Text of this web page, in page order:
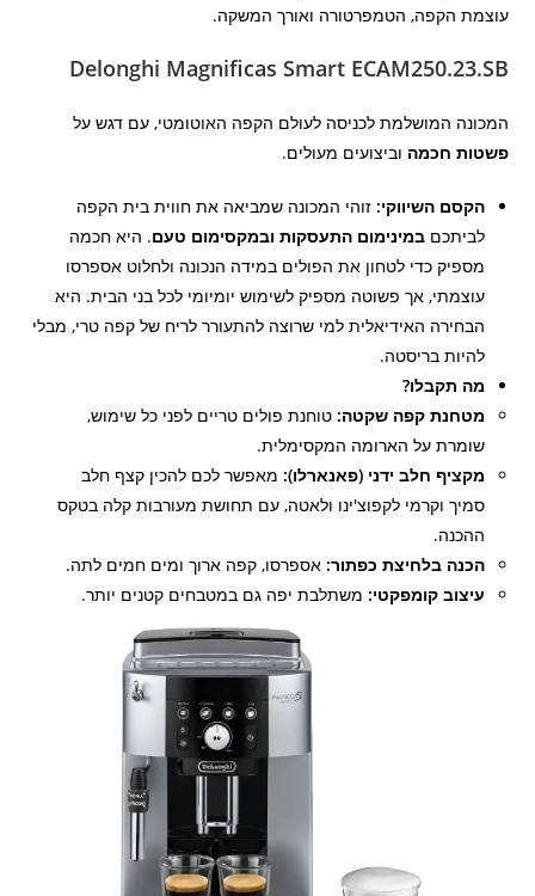
עוצמת הקפה, הטמפרטורה ואורך המשקה.
Delonghi Magnificas Smart ECAM250.23.SB
המכונה המושלמת לכניסה לעולם הקפה האוטומטי, עם דגש על
פשטות חכמה וביצועים מעולים.
הקסם השיווקי: זוהי המכונה שמביאה את חווית בית הקפה
לביתכםבמינימום התעסקות ובמקסימום טעם. היא חכמה
מספיק כדי לטחון את הפולים במידה הנכונה ולחלוט אספרסו
עוצמתי, אך פשוטה מספיק לשימוש יומיומי לכל בני הבית. היא
הבחירה האידיאלית למי שרוצה להתעורר לריח של קפה טרי, מבלי
להיות בריסטה.
מה תקבלו?
מטחנת קפה שקטה: טוחנת פולים טריים לפני כל שימוש,
שומרת על הארומה המקסימלית.
מקציף חלב ידני (פאנארלו): מאפשר לכם להכין קצף חלב
סמיך וקרמי לקפוצ'ינו ולאטה, עם תחושת מעורבות קלה בטקס
ההכנה.
הכנה בלחיצת כפתור: אספרסו, קפה ארוך ומים חמים לתה.
עיצוב קומפקטי: משתלבת יפה גם במטבחים קטנים יותר.